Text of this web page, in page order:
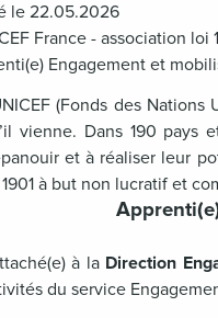
le 22.05.2026
France - association
Engagement et
(Fonds des
vienne. Dans 190
et à réaliser leur
à but non lucratif et
à la Direction
du service